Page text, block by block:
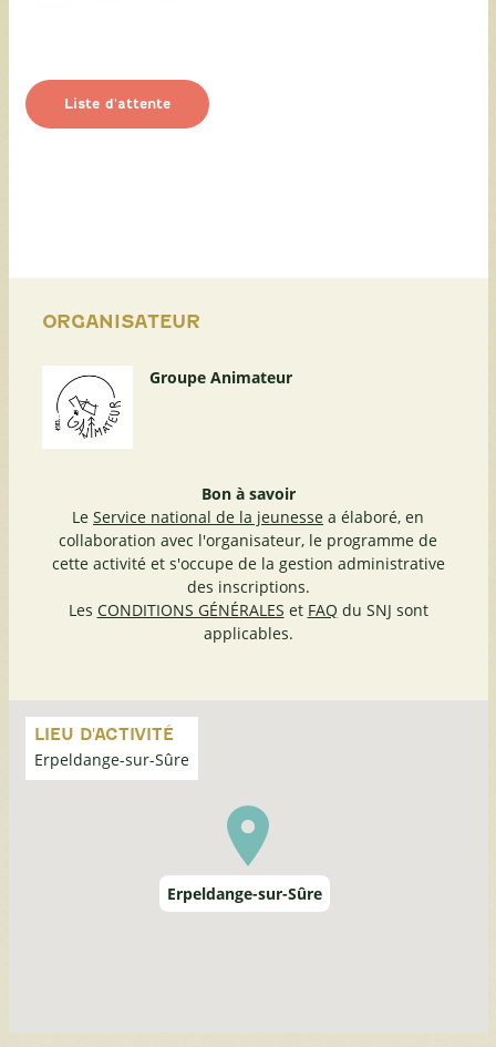
Liste d'attente
ORGANISATEUR
Groupe Animateur
Bon à savoir
Le Service national de la jeunesse a élaboré, en
collaboration avec l'organisateur, le programme de
cette activité et s'occupe de la gestion administrative
des inscriptions.
Les CONDITIONS GÉNÉRALES et FAQ du SNJ sont
applicables.
LIEU D'ACTIVITÉ
Erpeldange-sur-Sûre
Passer
carte
Erpeldange-sur-Sûre